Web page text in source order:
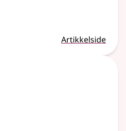
Artikkelside